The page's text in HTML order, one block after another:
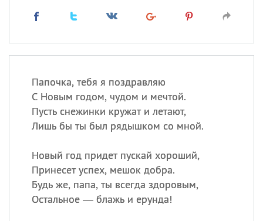
Папочка, тебя я поздравляю
С Новым годом, чудом и мечтой.
Пусть снежинки кружат и летают,
Лишь бы ты был рядышком со мной.
Новый год придет пускай хороший,
Принесет успех, мешок добра.
Будь же, папа, ты всегда здоровым,
Остальное — блажь и ерунда!